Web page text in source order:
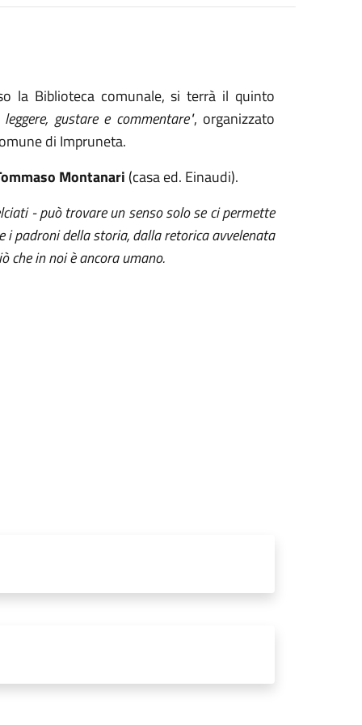
la Biblioteca comunale, si terrà il quinto
gustare e commentare", organizzato
di Impruneta.
Montanari (casa ed. Einaudi).
- può trovare un senso solo se ci permette
padroni della storia, dalla retorica avvelenata
che in noi è ancora umano.